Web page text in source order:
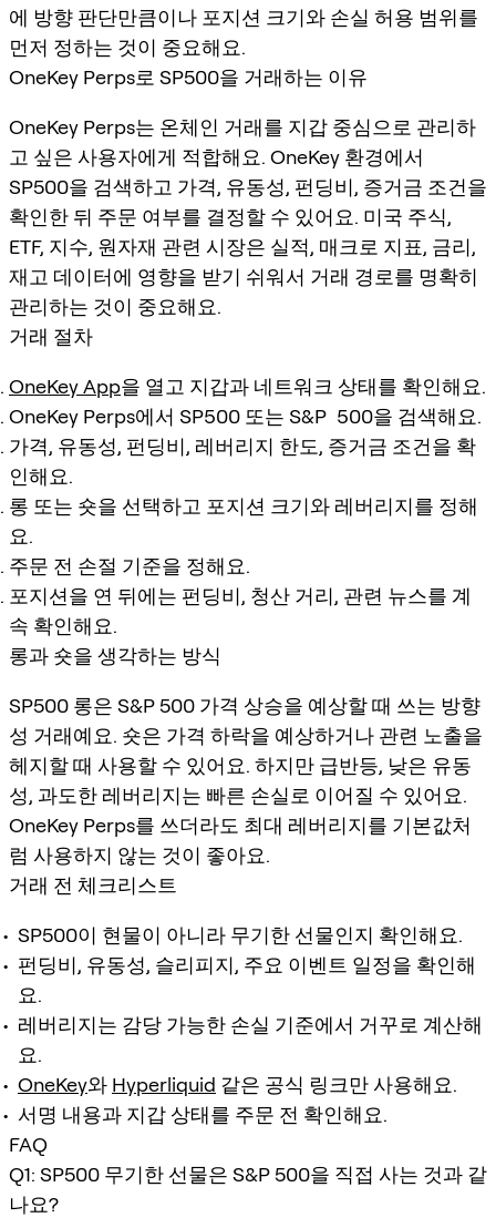
에 방향 판단만큼이나 포지션 크기와 손실 허용 범위를
먼저 정하는 것이 중요해요.
OneKey Perps로 SP500을 거래하는 이유
OneKey Perps는 온체인 거래를 지갑 중심으로 관리하
고 싶은 사용자에게 적합해요. OneKey 환경에서
SP500을 검색하고 가격, 유동성, 펀딩비, 증거금 조건을
확인한 뒤 주문 여부를 결정할 수 있어요. 미국 주식,
ETF, 지수, 원자재 관련 시장은 실적, 매크로 지표, 금리,
재고 데이터에 영향을 받기 쉬워서 거래 경로를 명확히
관리하는 것이 중요해요.
거래 절차
OneKey App을 열고 지갑과 네트워크 상태를 확인해요.
OneKey Perps에서 SP500 또는 S&P 500을 검색해요.
가격, 유동성, 펀딩비, 레버리지 한도, 증거금 조건을 확
인해요.
롱 또는 숏을 선택하고 포지션 크기와 레버리지를 정해
요.
주문 전 손절 기준을 정해요.
포지션을 연 뒤에는 펀딩비, 청산 거리, 관련 뉴스를 계
속 확인해요.
롱과 숏을 생각하는 방식
SP500 롱은 S&P 500 가격 상승을 예상할 때 쓰는 방향
성 거래예요. 숏은 가격 하락을 예상하거나 관련 노출을
헤지할 때 사용할 수 있어요. 하지만 급반등, 낮은 유동
성, 과도한 레버리지는 빠른 손실로 이어질 수 있어요.
OneKey Perps를 쓰더라도 최대 레버리지를 기본값처
럼 사용하지 않는 것이 좋아요.
거래 전 체크리스트
SP500이 현물이 아니라 무기한 선물인지 확인해요.
펀딩비, 유동성, 슬리피지, 주요 이벤트 일정을 확인해
요.
레버리지는 감당 가능한 손실 기준에서 거꾸로 계산해
요.
OneKey와 Hyperliquid 같은 공식 링크만 사용해요.
서명 내용과 지갑 상태를 주문 전 확인해요.
FAQ
Q1: SP500 무기한 선물은 S&P 500을 직접 사는 것과 같
나요?